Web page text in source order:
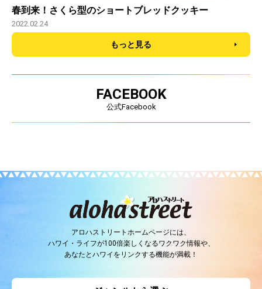
春到来！さくら型のショートブレッドクッキー
2022.02.24
もっと見る
FACEBOOK
公式Facebook
アロハストリートホームページには、
ハワイ・ライフが100倍楽しくなるワクワク情報や、
あなたとハワイをリンクする機能が満載！